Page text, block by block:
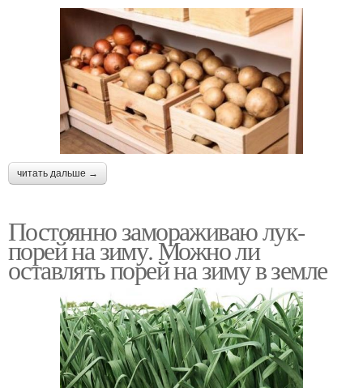
читать дальше →
Постоянно замораживаю лук-
порей на зиму. Можно ли
оставлять порей на зиму в земле